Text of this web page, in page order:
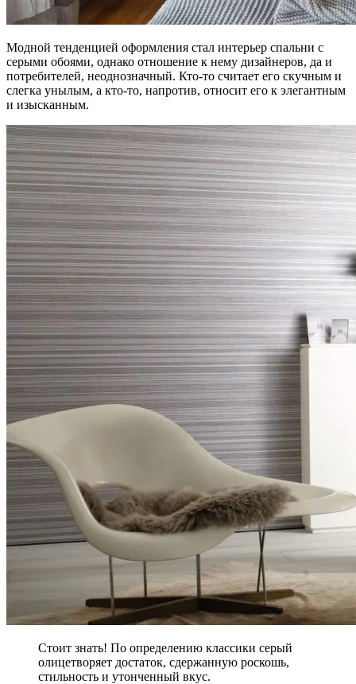
Модной тенденцией оформления стал интерьер спальни с
серыми обоями, однако отношение к нему дизайнеров, да и
потребителей, неоднозначный. Кто-то считает его скучным и
слегка унылым, а кто-то, напротив, относит его к элегантным
и изысканным.
Стоит знать! По определению классики серый
олицетворяет достаток, сдержанную роскошь,
стильность и утонченный вкус.